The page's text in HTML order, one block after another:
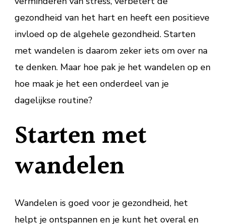
gezondheid van het hart en heeft een positieve
invloed op de algehele gezondheid. Starten
met wandelen is daarom zeker iets om over na
te denken. Maar hoe pak je het wandelen op en
hoe maak je het een onderdeel van je
dagelijkse routine?
Starten met
wandelen
Wandelen is goed voor je gezondheid, het
helpt je ontspannen en je kunt het overal en